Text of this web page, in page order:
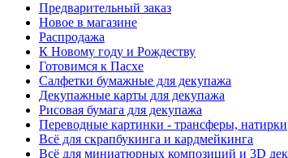
Предварительный заказ
Новое в магазине
Распродажа
К Новому году и Рождеству
Готовимся к Пасхе
Салфетки бумажные для декупажа
Декупажные карты для декупажа
Рисовая бумага для декупажа
Переводные картинки - трансферы, натирки
Всё для скрапбукинга и кардмейкинга
Всё для миниатюрных композиций и 3D